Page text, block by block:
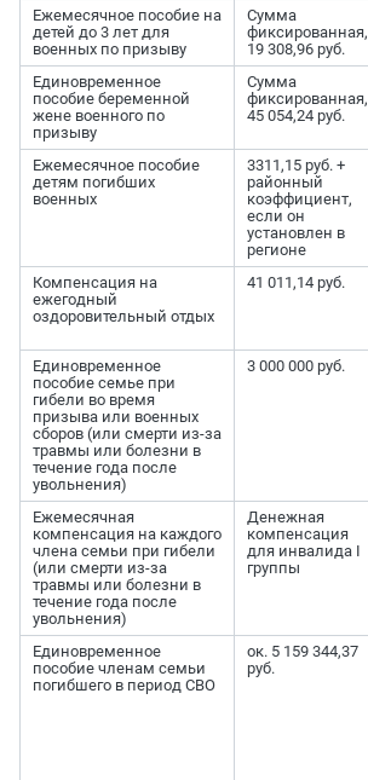
Ежемесячное пособие на
детей до 3 лет для
военных по призыву
Сумма
фиксированная,
19 308,96 руб.
Единовременное
пособие беременной
жене военного по
призыву
Сумма
фиксированная,
45 054,24 руб.
Ежемесячное пособие
детям погибших
военных
3311,15 руб. +
районный
коэффициент,
если он
установлен в
регионе
Компенсация на
ежегодный
оздоровительный отдых
41 011,14 руб.
Единовременное
пособие семье при
гибели во время
призыва или военных
сборов (или смерти из-за
травмы или болезни в
течение года после
увольнения)
3 000 000 руб.
Ежемесячная
компенсация на каждого
члена семьи при гибели
(или смерти из-за
травмы или болезни в
течение года после
увольнения)
Денежная
компенсация
для инвалида I
группы
Единовременное
пособие членам семьи
погибшего в период СВО
ок. 5 159 344,37
руб.